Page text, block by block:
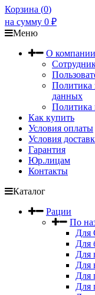
Корзина (0)
на сумму 0 ₽
Меню
О компании
Политика
данных
Политика
Как купить
Условия оплаты
Условия
Гарантия
Юр.лицам
Контакты
Каталог
Рации
По
Для
Для
Для
Для
Для
Для